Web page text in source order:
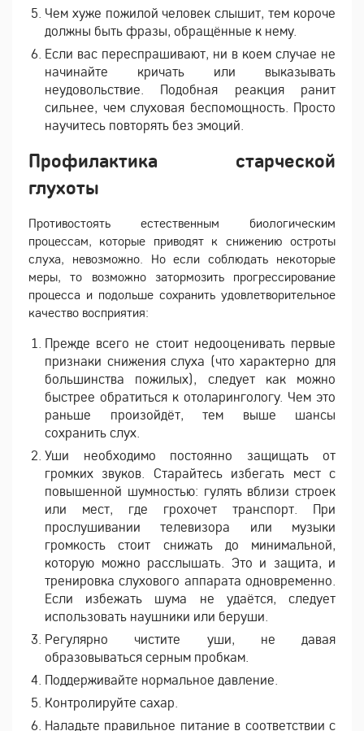
Чем хуже пожилой человек слышит, тем короче
должны быть фразы, обращённые к нему.
Если вас переспрашивают, ни в коем случае не
начинайте кричать или выказывать
неудовольствие. Подобная реакция ранит
сильнее, чем слуховая беспомощность. Просто
научитесь повторять без эмоций.
Профилактика старческой
глухоты
Противостоять естественным биологическим
процессам, которые приводят к снижению остроты
слуха, невозможно. Но если соблюдать некоторые
меры, то возможно затормозить прогрессирование
процесса и подольше сохранить удовлетворительное
качество восприятия:
Прежде всего не стоит недооценивать первые
признаки снижения слуха (что характерно для
большинства пожилых), следует как можно
быстрее обратиться к отоларингологу. Чем это
раньше произойдёт, тем выше шансы
сохранить слух.
Уши необходимо постоянно защищать от
громких звуков. Старайтесь избегать мест с
повышенной шумностью: гулять вблизи строек
или мест, где грохочет транспорт. При
прослушивании телевизора или музыки
громкость стоит снижать до минимальной,
которую можно расслышать. Это и защита, и
тренировка слухового аппарата одновременно.
Если избежать шума не удаётся, следует
использовать наушники или беруши.
Регулярно чистите уши, не давая
образовываться серным пробкам.
Поддерживайте нормальное давление.
Контролируйте сахар.
Наладьте правильное питание в соответствии с